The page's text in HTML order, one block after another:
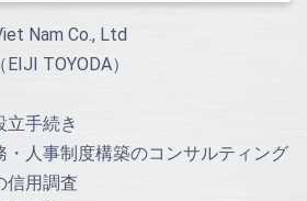
Nam Co., Ltd
TOYODA）
手続き
人事制度構築のコンサルティング
用調査